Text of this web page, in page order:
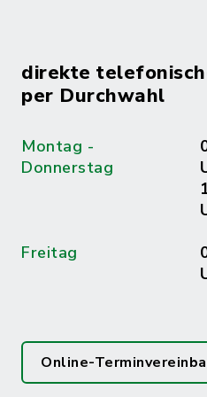
direkte
per Durchwahl
Montag -
Donnerstag
Freitag
Online-